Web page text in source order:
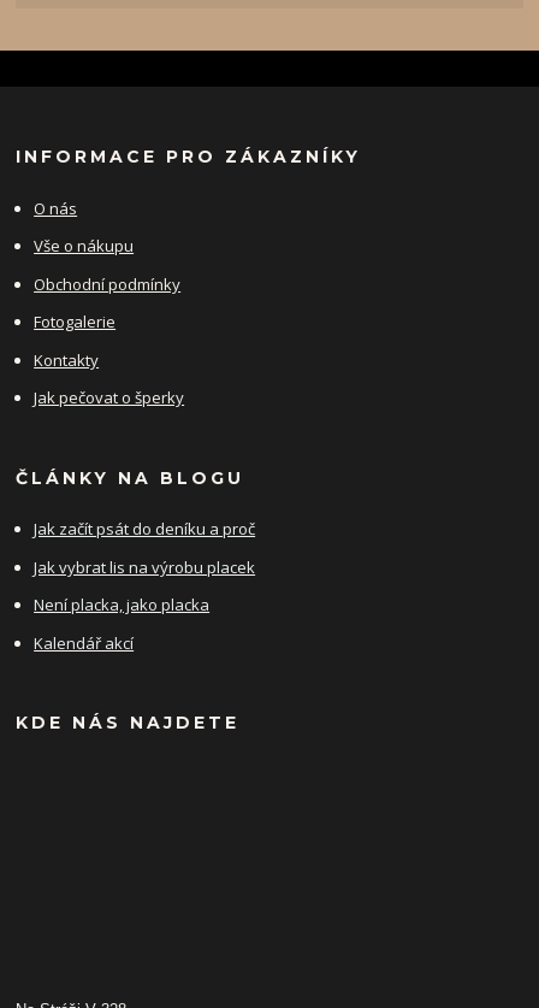
INFORMACE PRO ZÁKAZNÍKY
O nás
Vše o nákupu
Obchodní podmínky
Fotogalerie
Kontakty
Jak pečovat o šperky
ČLÁNKY NA BLOGU
Jak začít psát do deníku a proč
Jak vybrat lis na výrobu placek
Není placka, jako placka
Kalendář akcí
KDE NÁS NAJDETE